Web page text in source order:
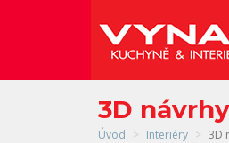
3D
Úvod Interiéry 3D